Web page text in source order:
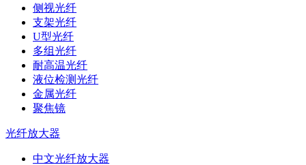
侧视光纤
支架光纤
U型光纤
多组光纤
耐高温光纤
液位检测光纤
金属光纤
聚焦镜
光纤放大器
中文光纤放大器